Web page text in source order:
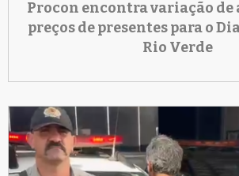
Procon encontra variação de
preços de presentes para o
Rio Verde